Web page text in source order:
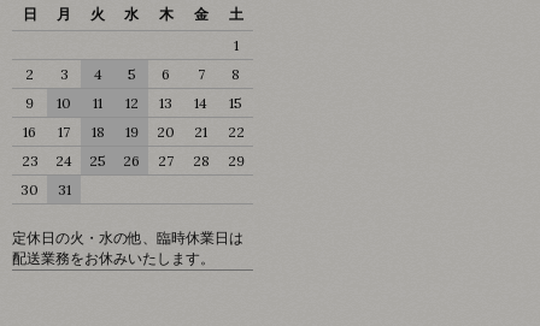
日
月 火 水 木 金
土
1
2
3 4 5 6 7
8
9
10 11 12 13 14
15
16
17 18 19 20 21
22
23
24 25 26 27 28
29
30
31
定休日の火・水の他、臨時休業日は
配送業務をお休みいたします。